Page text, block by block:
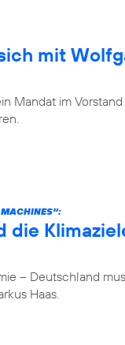
mit
Mandat im
die
– Deutschland
Haas.